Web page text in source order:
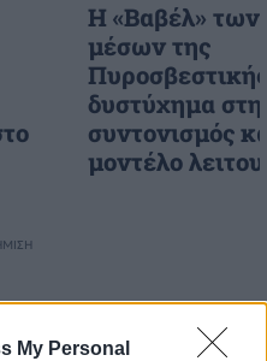
My Personal
H «Βαβέλ»
μέσων της
δυστύχημα
συντονισμός
μοντέλο